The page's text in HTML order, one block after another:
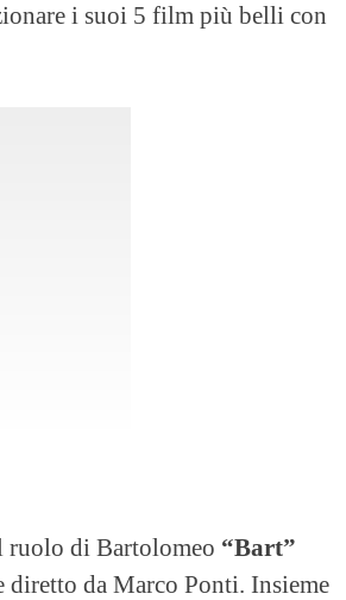
i suoi 5 film più belli con
ruolo di Bartolomeo “Bart”
diretto da Marco Ponti. Insieme